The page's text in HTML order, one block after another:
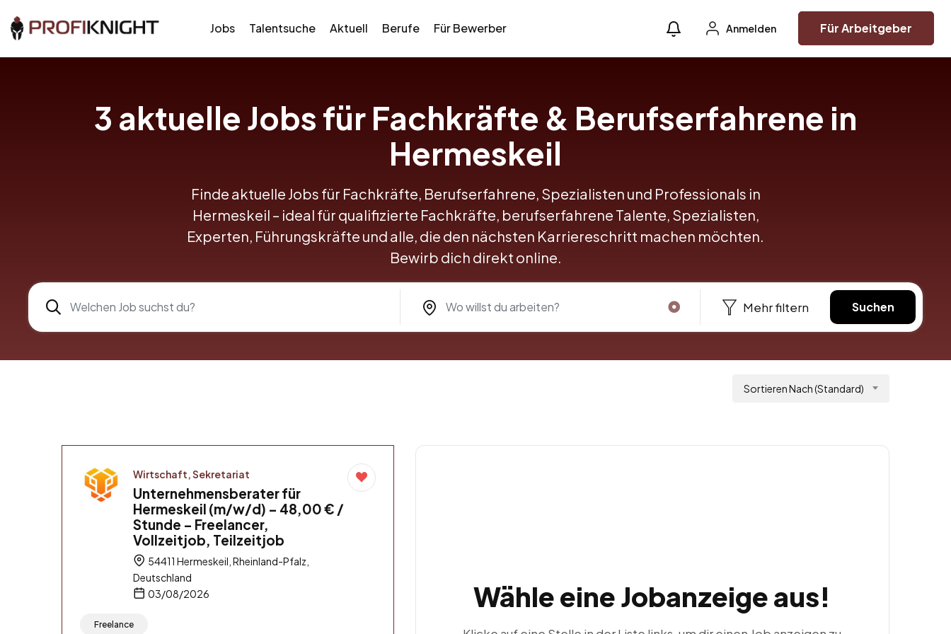
Jobs Talentsuche Aktuell Berufe Für Bewerber Anmelden Für Arbeitgeber
3 aktuelle Jobs für Fachkräfte & Berufserfahrene in
Hermeskeil
Finde aktuelle Jobs für Fachkräfte, Berufserfahrene, Spezialisten und Professionals in
Hermeskeil – ideal für qualifizierte Fachkräfte, berufserfahrene Talente, Spezialisten,
Experten, Führungskräfte und alle, die den nächsten Karriereschritt machen möchten.
Bewirb dich direkt online.
Mehr filtern Suchen
Sortieren Nach (Standard)
Wirtschaft, Sekretariat
Unternehmensberater für
Hermeskeil (m/w/d) – 48,00 € /
Stunde – Freelancer,
Vollzeitjob, Teilzeitjob
54411 Hermeskeil, Rheinland-Pfalz,
Deutschland
03/08/2026
Freelance
Wähle eine Jobanzeige aus!